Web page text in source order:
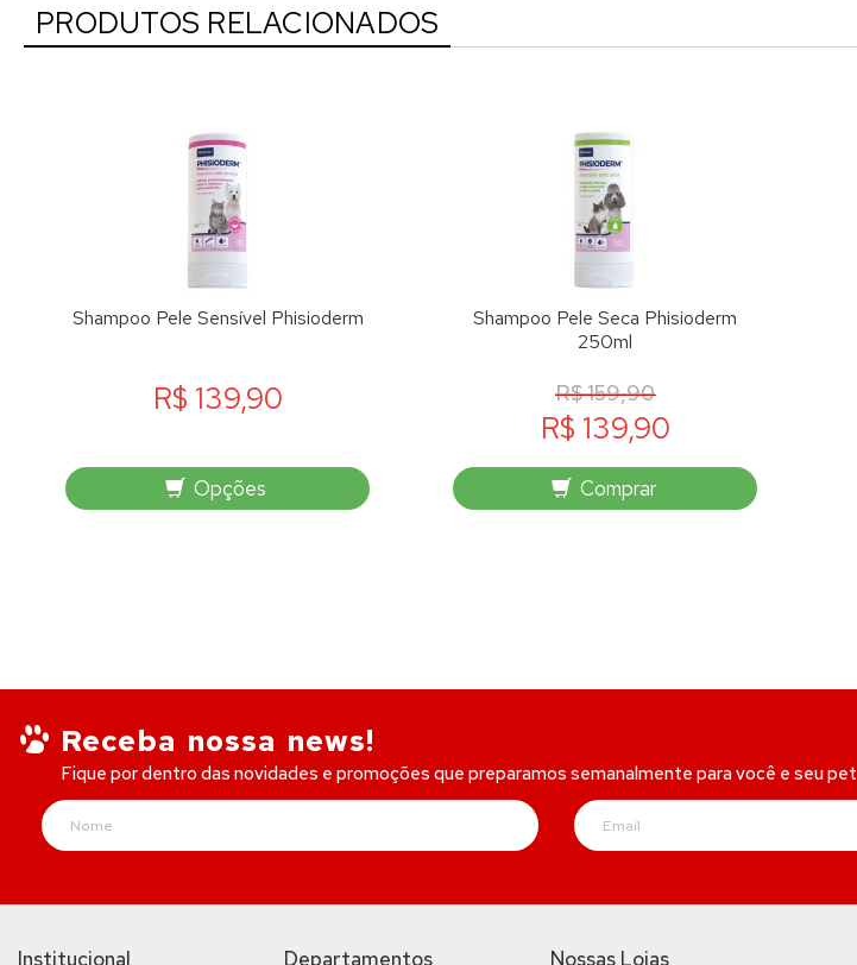
PRODUTOS RELACIONADOS
Shampoo Pele Sensível Phisioderm
R$ 139,90
Opções
Shampoo Pele Seca Phisioderm
250ml
R$ 159,90
R$ 139,90
Comprar
Receba nossa news!
Fique por dentro das novidades e promoções que preparamos semanalmente para você e seu pet
Institucional Departamentos Nossas Lojas